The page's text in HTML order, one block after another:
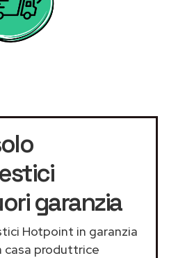
garanzia
Hotpoint in garanzia
casa produttrice